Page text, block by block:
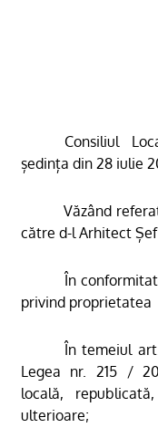
Consiliul
ședința din 28 iulie
Văzând
către d-l Arhitect Șef
În
privind proprietatea
În temeiul
Legea nr. 215 /
locală,
ulterioare;